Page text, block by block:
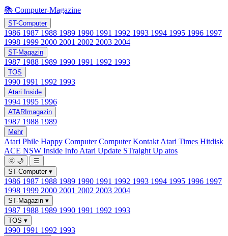
📚 Computer-Magazine
ST-Computer
1986 1987 1988 1989 1990 1991 1992 1993 1994 1995 1996 1997
1998 1999 2000 2001 2002 2003 2004
ST-Magazin
1987 1988 1989 1990 1991 1992 1993
TOS
1990 1991 1992 1993
Atari Inside
1994 1995 1996
ATARImagazin
1987 1988 1989
Mehr
Atari Phile Happy ComputerComputer Kontakt Atari Times Hitdisk
ACE NSW Inside Info Atari Update STraight Up atos
🌞 🌙
☰
ST-Computer ▾
1986 1987 1988 1989 1990 1991 1992 1993 1994 1995 1996 1997
1998 1999 2000 2001 2002 2003 2004
ST-Magazin ▾
1987 1988 1989 1990 1991 1992 1993
TOS ▾
1990 1991 1992 1993